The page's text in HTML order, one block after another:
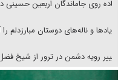
پیاده روی جاماندگان اربعین حسینی
فریاد‌ها و ناله‌های دوستان
تغییر رویه دشمن در ترور از شیخ